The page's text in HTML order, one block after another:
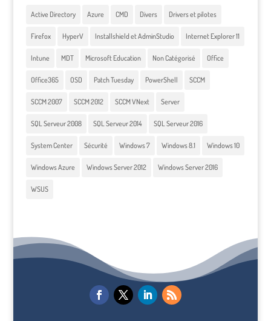
Active Directory Azure CMD Divers Drivers et pilotes
Firefox HyperV Installshield et AdminStudio Internet Explorer 11
Intune MDT Microsoft Education Non Catégorisé Office
Office365 OSD Patch Tuesday PowerShell SCCM
SCCM 2007 SCCM 2012 SCCM VNext Server
SQL Serveur 2008 SQL Serveur 2014 SQL Serveur 2016
System Center Sécurité Windows 7 Windows 8.1 Windows 10
Windows Azure Windows Server 2012 Windows Server 2016
WSUS